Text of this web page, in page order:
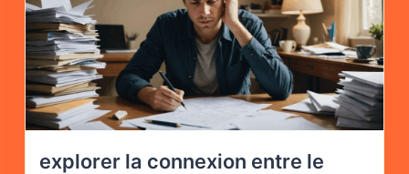
explorer la connexion entre le